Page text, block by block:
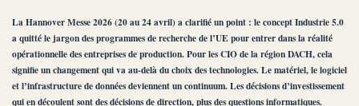
La Hannover Messe 2026 (20 au 24 avril) a clarifié un point : le concept Industrie 5.0
a quitté le jargon des programmes de recherche de l’UE pour entrer dans la réalité
opérationnelle des entreprises de production. Pour les CIO de la région DACH, cela
signifie un changement qui va au-delà du choix des technologies. Le matériel, le logiciel
et l’infrastructure de données deviennent un continuum. Les décisions d’investissement
qui en découlent sont des décisions de direction, plus des questions informatiques.